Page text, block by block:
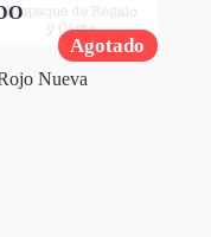
Agotado
Nueva